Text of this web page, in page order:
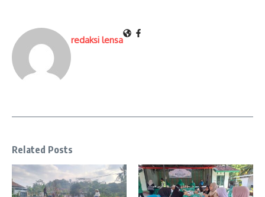
redaksi lensa
Related Posts